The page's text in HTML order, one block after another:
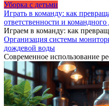
Уборка с детьми
Играть в команду: как
ответственности и командного
Играем в команду: как
Организация системы
дождевой воды
Современное использование